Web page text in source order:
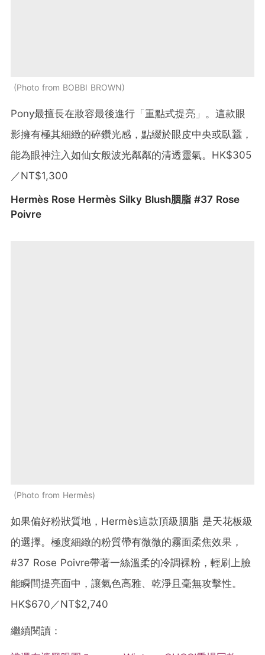
Photo from BOBBI BROWN
Pony最擅長在妝容最後進行「重點式提亮」。這款眼
影擁有極其細緻的碎鑽光感，點綴於眼皮中央或臥蠶，
能為眼神注入如仙女般波光粼粼的清透靈氣。HK$305
／NT$1,300
Hermès Rose Hermès Silky Blush胭脂 #37 Rose
Poivre
Photo from Hermès
如果偏好粉狀質地，Hermès這款頂級胭脂 是天花板級
的選擇。極度細緻的粉質帶有微微的霧面柔焦效果，
#37 Rose Poivre帶著一絲溫柔的冷調裸粉，輕刷上臉
能瞬間提亮面中，讓氣色高雅、乾淨且毫無攻擊性。
HK$670／NT$2,740
繼續閱讀：